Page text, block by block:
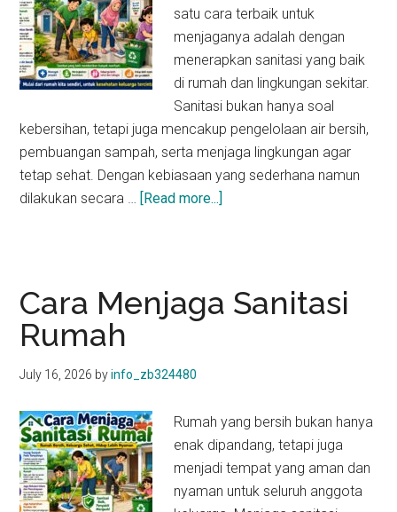
satu cara terbaik untuk
menjaganya adalah dengan
menerapkan sanitasi yang baik
di rumah dan lingkungan sekitar.
Sanitasi bukan hanya soal
kebersihan, tetapi juga mencakup pengelolaan air bersih,
pembuangan sampah, serta menjaga lingkungan agar
tetap sehat. Dengan kebiasaan yang sederhana namun
dilakukan secara … [Read more...]
Keluarga
Cara Menjaga Sanitasi
Rumah
July 16, 2026 byinfo_zb324480
Rumah yang bersih bukan hanya
enak dipandang, tetapi juga
menjadi tempat yang aman dan
nyaman untuk seluruh anggota